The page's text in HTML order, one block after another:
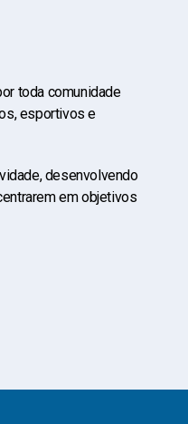
toda comunidade
esportivos e
desenvolvendo
em objetivos